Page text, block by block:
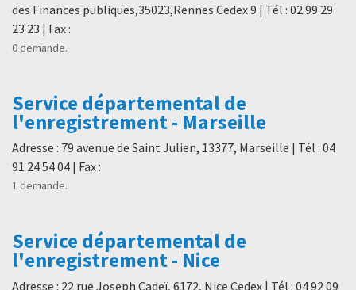
des Finances publiques,35023,Rennes Cedex 9 | Tél : 02 99 29
23 23 | Fax :
0 demande.
Service départemental de
l'enregistrement - Marseille
Adresse : 79 avenue de Saint Julien, 13377, Marseille | Tél : 04
91 24 54 04 | Fax :
1 demande.
Service départemental de
l'enregistrement - Nice
Adresse : 22 rue Joseph Cadeï, 6172, Nice Cedex | Tél : 04 92 09